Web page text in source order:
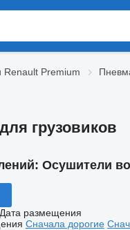
Renault Premium
грузовиков
Осушители
Дата размещения
Сначала дорогие